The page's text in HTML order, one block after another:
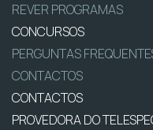
REVER PROGRAMAS
CONCURSOS
PERGUNTAS
CONTACTOS
CONTACTOS
PROVEDORA DO